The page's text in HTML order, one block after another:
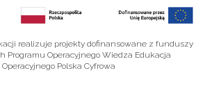
realizuje projekty dofinansowane z funduszy
Programu Operacyjnego Wiedza Edukacja
Polska Cyfrowa